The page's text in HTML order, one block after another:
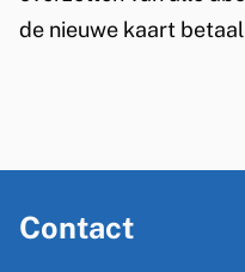
de nieuwe kaart betaal
Contact